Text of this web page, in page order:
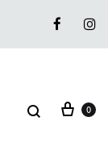
Suche 0